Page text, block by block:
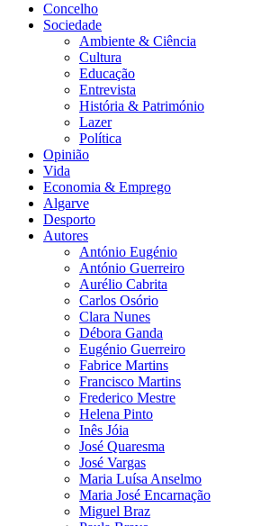
Concelho
Sociedade
Ambiente & Ciência
Cultura
Educação
Entrevista
História & Património
Lazer
Política
Opinião
Vida
Economia & Emprego
Algarve
Desporto
Autores
António Eugénio
António Guerreiro
Aurélio Cabrita
Carlos Osório
Clara Nunes
Débora Ganda
Eugénio Guerreiro
Fabrice Martins
Francisco Martins
Frederico Mestre
Helena Pinto
Inês Jóia
José Quaresma
José Vargas
Maria Luísa Anselmo
Maria José Encarnação
Miguel Braz